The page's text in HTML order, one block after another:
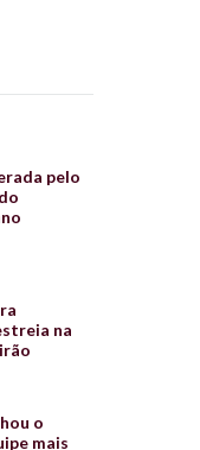
pelo
na
o
mais